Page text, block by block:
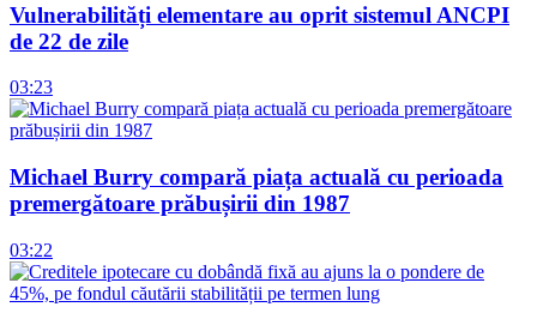
Vulnerabilități elementare au oprit sistemul ANCPI
de 22 de zile
03:23
Michael Burry compară piața actuală cu perioada
premergătoare prăbușirii din 1987
03:22